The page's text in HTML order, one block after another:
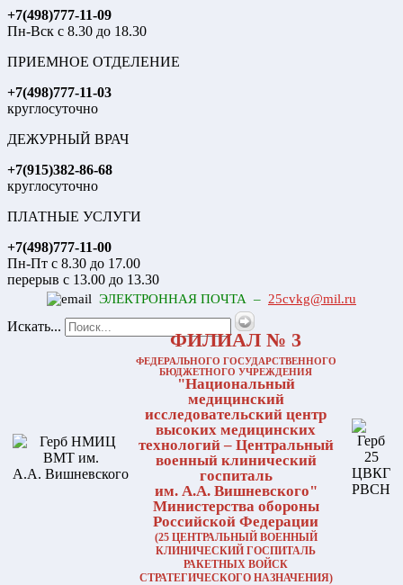
+7(498)777-11-09
Пн-Вск с 8.30 до 18.30
ПРИЕМНОЕ ОТДЕЛЕНИЕ
+7(498)777-11-03
круглосуточно
ДЕЖУРНЫЙ ВРАЧ
+7(915)382-86-68
круглосуточно
ПЛАТНЫЕ УСЛУГИ
+7(498)777-11-00
Пн-Пт с 8.30 до 17.00
перерыв с 13.00 до 13.30
ЭЛЕКТРОННАЯ ПОЧТА – 25cvkg@mil.ru
Искать...
ФИЛИАЛ № 3
ФЕДЕРАЛЬНОГО ГОСУДАРСТВЕННОГО
БЮДЖЕТНОГО УЧРЕЖДЕНИЯ
"Национальный
медицинский
исследовательский центр
высоких медицинских
технологий – Центральный
военный клинический
госпиталь
им. А.А. Вишневского"
Министерства обороны
Российской Федерации
(25 ЦЕНТРАЛЬНЫЙ ВОЕННЫЙ
КЛИНИЧЕСКИЙ ГОСПИТАЛЬ
РАКЕТНЫХ ВОЙСК
СТРАТЕГИЧЕСКОГО НАЗНАЧЕНИЯ)